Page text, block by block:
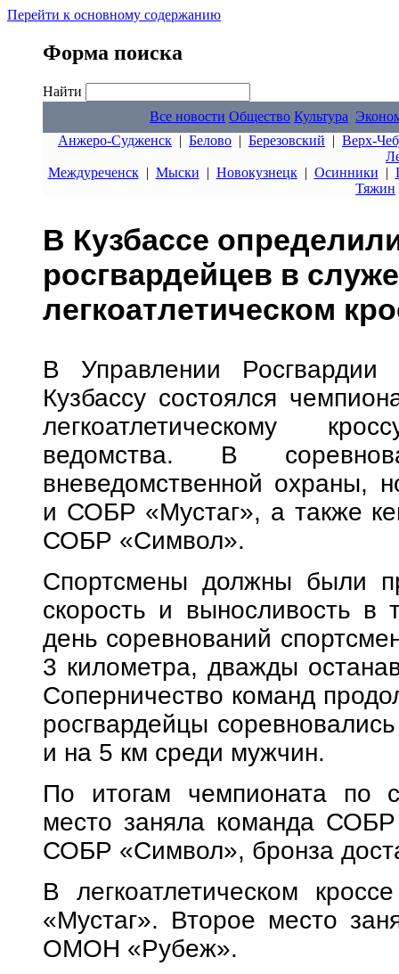
Перейти к основному содержанию
Форма поиска
Найти
Все новости Общество Культура
Анжеро-Судженск | Белово | Березовский | Верх-
Междуреченск| Мыски | Новокузнецк| Осинники |
Тяжин
В Кузбассе
росгвардейцев в
легкоатлетическом
В Управлении
Кузбассу состоялся
легкоатлетическому
ведомства. В
вневедомственной охраны,
и СОБР «Мустаг», а также
СОБР «Символ».
Спортсмены должны были
скорость и выносливость
день соревнований
3 километра, дважды
Соперничество команд
росгвардейцы
и на 5 км среди мужчин.
По итогам чемпионата по
место заняла команда
СОБР «Символ», бронза
В легкоатлетическом
«Мустаг». Второе место
ОМОН «Рубеж».